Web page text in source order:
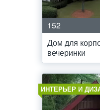
152
Дом для
вечеринки
ИНТЕРЬЕР И